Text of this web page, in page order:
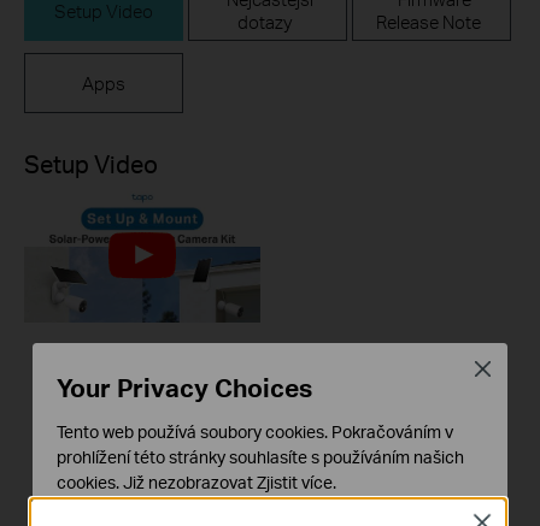
Setup Video
dotazy
Release Note
Apps
Setup Video
How to Set Up and
Mount Your Tapo
Solar-Powered
Security Camera Kit
| Tapo C425 KIT V2 &
TC85 KIT
Close
Your Privacy Choices
Tento web používá soubory cookies. Pokračováním v
prohlížení této stránky souhlasíte s používáním našich
cookies.Již nezobrazovatZjistit více.
Close